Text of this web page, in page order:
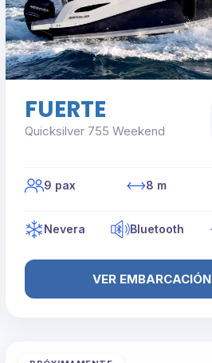
FUERTE
Quicksilver 755 Weekend
9 pax 8 m
Nevera Bluetooth
VER EMBARCACIÓN